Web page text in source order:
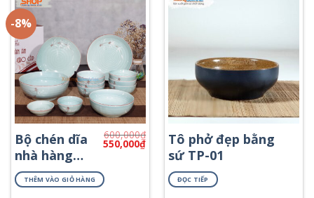
-8%
Bộ chén dĩa
nhà hàng
Bát Tràng
BD12-03
600,000₫
Giá
550,000₫Giá
550,000₫.
THÊM VÀO GIỎ HÀNG
Tô phở đẹp bằng
sứ TP-01
ĐỌC TIẾP